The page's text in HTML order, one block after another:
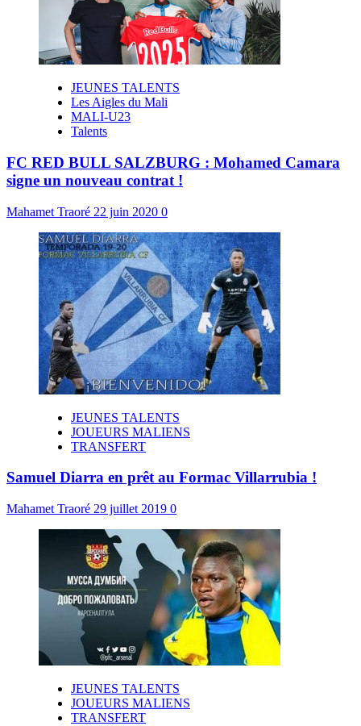
JEUNES TALENTS
Les Aigles du Mali
MALI-U23
Talents
FC RED BULL SALZBURG : Mohamed Camara
signe un nouveau contrat !
Mahamet Traoré 22 juin 2020 0
JEUNES TALENTS
JOUEURS MALIENS
TRANSFERT
Samuel Diarra en prêt au Formac Villarrubia !
Mahamet Traoré 29 juillet 2019 0
JEUNES TALENTS
JOUEURS MALIENS
TRANSFERT